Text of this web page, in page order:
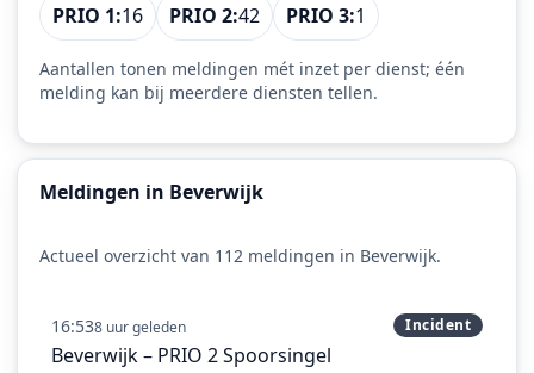
PRIO 1:16 PRIO 2:42 PRIO 3:1
Aantallen tonen meldingen mét inzet per dienst; één
melding kan bij meerdere diensten tellen.
Meldingen in Beverwijk
Actueel overzicht van 112 meldingen in Beverwijk.
16:538 uur geleden Incident
Beverwijk – PRIO 2 Spoorsingel